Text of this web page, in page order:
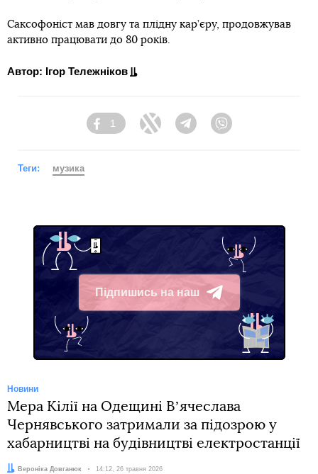
Саксофоніст мав довгу та плідну кар’єру, продовжував
активно працювати до 80 років.
Автор: Ігор Тележніков
Facebook
1
Twitter Telegram
Теги: музика
Підпишись на наш
Telegram
Новини
Мера Кілії на Одещині Вʼячеслава
Чернявського затримали за підозрою у
хабарництві на будівництві електростанції
Автор:Вероніка Довганюк Дата:
14:12, 26 травня 2026